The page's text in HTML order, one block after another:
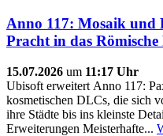
Anno 117: Mosaik und
Pracht in das Römische
15.07.2026 um 11:17 Uhr
Ubisoft erweitert Anno 117:
kosmetischen DLCs, die sich
ihre Städte bis ins kleinste
Erweiterungen Meisterhafte...